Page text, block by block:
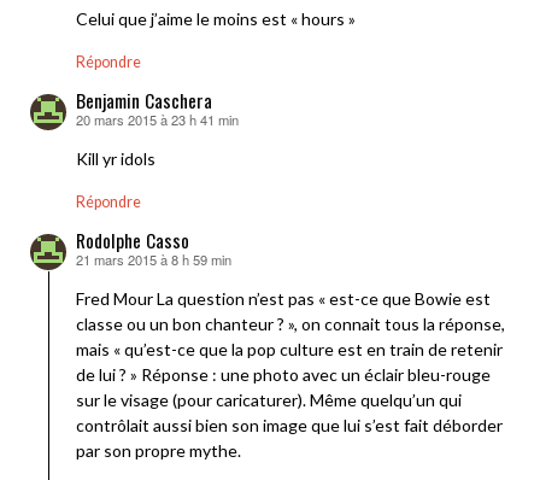
Celui que j’aime le moins est « hours »
Répondre
Benjamin Caschera
dit :
20 mars 2015 à 23 h 41 min
Kill yr idols
Répondre
Rodolphe Casso
dit :
21 mars 2015 à 8 h 59 min
Fred Mour La question n’est pas « est-ce que Bowie est
classe ou un bon chanteur ? », on connait tous la réponse,
mais « qu’est-ce que la pop culture est en train de retenir
de lui ? » Réponse : une photo avec un éclair bleu-rouge
sur le visage (pour caricaturer). Même quelqu’un qui
contrôlait aussi bien son image que lui s’est fait déborder
par son propre mythe.